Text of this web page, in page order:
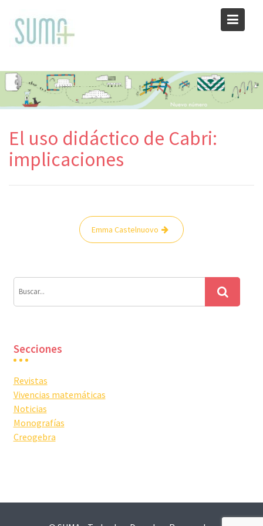
content
El uso didáctico de Cabri:
implicaciones
Navegación
Emma Castelnuovo
Secciones
Revistas
Vivencias matemáticas
Noticias
Monografías
Creogebra